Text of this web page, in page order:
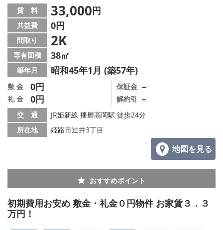
メールでお問い合わせ
賃 料 33,000円
共益費 0円
間取り 2K
専有面積 38㎡
築年月 昭和45年1月 (築57年)
敷 金 0円
礼 金 0円
保証金 －
解約引 －
交 通
JR姫新線 播磨高岡駅 徒歩24分
所在地
姫路市辻井3丁目
地図を見る
おすすめポイント
初期費用お安め 敷金・礼金０円物件 お家賃３．３
万円！